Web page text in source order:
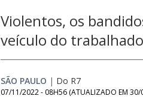
Violentos, os
veículo do
SÃO PAULO | Do R7
07/11/2022 - 08H56 (ATUALIZADO EM 30/